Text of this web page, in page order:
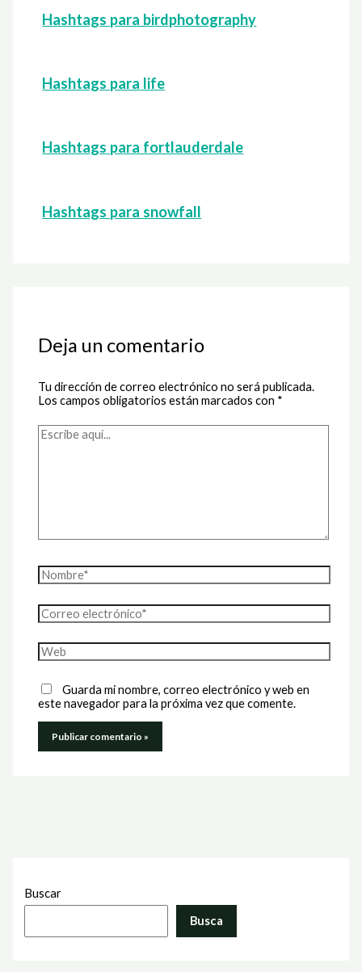
Hashtags para birdphotography
Hashtags para life
Hashtags para fortlauderdale
Hashtags para snowfall
Deja un comentario
Tu dirección de correo electrónico no será publicada.
Los campos obligatorios están marcados con *
Escribe
Nombre*
Correo
electrónico*
Web
Guarda mi nombre, correo electrónico y web en
este navegador para la próxima vez que comente.
Buscar
Busca